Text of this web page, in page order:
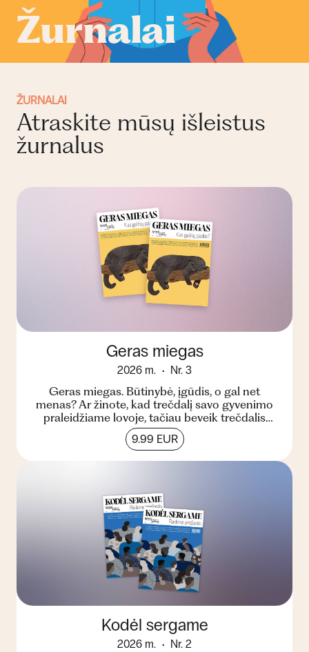
Žurnalai
ŽURNALAI
Atraskite mūsų išleistus
žurnalus
Geras miegas
2026 m. Nr. 3
Geras miegas. Būtinybė, įgūdis, o gal net
menas? Ar žinote, kad trečdalį savo gyvenimo
praleidžiame lovoje, tačiau beveik trečdalis
pasaulio gyventoj...
9.99 EUR
Kodėl sergame
2026 m. Nr. 2